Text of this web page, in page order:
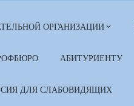
ОРГАНИЗАЦИИ
АБИТУРИЕНТУ
ДЛЯ СЛАБОВИДЯЩИХ